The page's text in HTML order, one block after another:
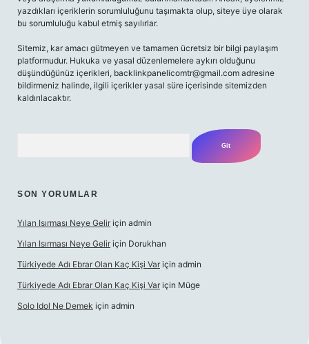
yazdıkları içeriklerin sorumluluğunu taşımakta olup, siteye üye olarak
bu sorumluluğu kabul etmiş sayılırlar.
Sitemiz, kar amacı gütmeyen ve tamamen ücretsiz bir bilgi paylaşım
platformudur. Hukuka ve yasal düzenlemelere aykırı olduğunu
düşündüğünüz içerikleri, backlinkpanelicomtr@gmail.com adresine
bildirmeniz halinde, ilgili içerikler yasal süre içerisinde sitemizden
kaldırılacaktır.
SON YORUMLAR
Yılan Isırması Neye Gelir için admin
Yılan Isırması Neye Gelir için Dorukhan
Türkiyede Adı Ebrar Olan Kaç Kişi Var için admin
Türkiyede Adı Ebrar Olan Kaç Kişi Var için Müge
Solo Idol Ne Demek için admin